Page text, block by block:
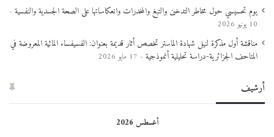
حظر الندوة ثلة
من الأساتذة والطلبة
بمعهد العلوم
الإجتماعية
يوم تحسيسي حول مخاطر التدخين والتبغ والمخدرات وانعكاساتها على الصحة الجسدية والنفسية
10 يونيو 2026
مناقشة أول مذكرة لنيل شهادة الماستر تخصص أثار قديمة بعنوان: الفسيفساء المائية المعروضة في
المتاحف الجزائرية-دراسة تحليلية أنموذجية
17 مايو 2026
أرشيف
أغسطس 2026